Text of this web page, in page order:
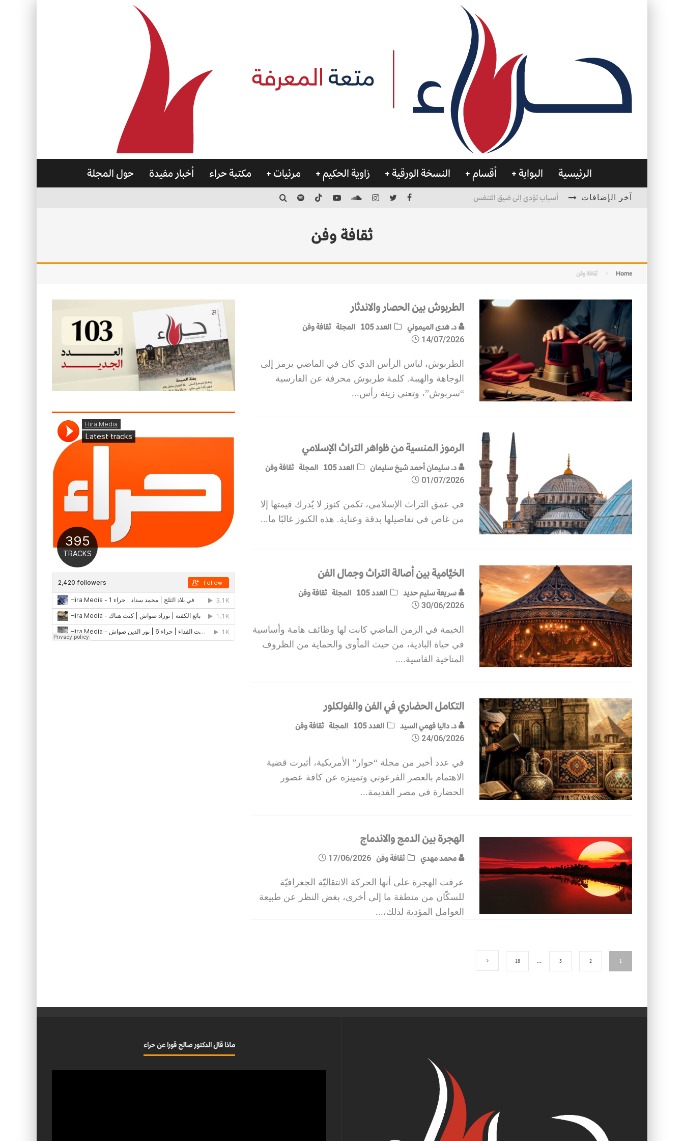
الرئيسية البوابة أقسام النسخة الورقية زاوية الحكيم مرئيات مكتبة حراء أخبار مفيدة حول المجلة
آخر الإضافات أسباب تؤدي إلى ضيق التنفس
ثقافة وفن
Home ثقافة وفن
الطربوش بين الحصار والاندثار
د. هدى الميموني العدد 105 المجلة ثقافة وفن
14/07/2026
الطربوش، لباس الرأس الذي كان في الماضي يرمز إلى
الوجاهة والهيبة. كلمة طربوش محرفة عن الفارسية
“سربوش”، وتعني زينة رأس...
الرموز المنسية من ظواهر التراث الإسلامي
د. سليمان أحمد شيخ سليمان العدد 105 المجلة ثقافة وفن
01/07/2026
في عمق التراث الإسلامي، تكمن كنوز لا يُدرك قيمتها إلا
من غاص في تفاصيلها بدقة وعناية. هذه الكنوز غالبًا ما...
الخيَّامية بين أصالة التراث وجمال الفن
سريعة سليم حديد العدد 105 المجلة ثقافة وفن
30/06/2026
الخيمة في الزمن الماضي كانت لها وظائف هامة وأساسية
في حياة البادية، من حيث المأوى والحماية من الظروف
المناخية القاسية....
التكامل الحضاري في الفن والفولكلور
د. داليا فهمي السيد العدد 105 المجلة ثقافة وفن
24/06/2026
في عدد أخير من مجلة “حوار” الأمريكية، أثيرت قضية
الاهتمام بالعصر الفرعوني وتمييزه عن كافة عصور
الحضارة في مصر القديمة...
الهجرة بين الدمج والاندماج
محمد مهدي ثقافة وفن 17/06/2026
عرفت الهجرة على أنها الحركة الانتقاليّة الجغرافيّة
للسكّان من منطقة ما إلى أخرى، بغض النظر عن طبيعة
العوامل المؤدية لذلك، ...
1
2
3
…
18
ماذا قال الدكتور صالح قورا عن حراء